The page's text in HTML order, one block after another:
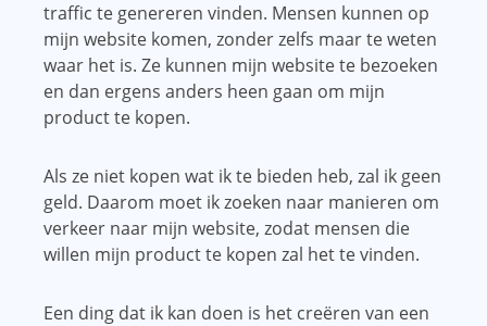
traffic te genereren vinden. Mensen kunnen op
mijn website komen, zonder zelfs maar te weten
waar het is. Ze kunnen mijn website te bezoeken
en dan ergens anders heen gaan om mijn
product te kopen.
Als ze niet kopen wat ik te bieden heb, zal ik geen
geld. Daarom moet ik zoeken naar manieren om
verkeer naar mijn website, zodat mensen die
willen mijn product te kopen zal het te vinden.
Een ding dat ik kan doen is het creëren van een